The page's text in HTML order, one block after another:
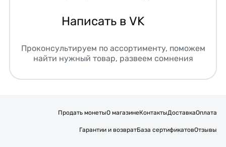
Написать в VK
Проконсультируем по ассортименту, поможем
найти нужный товар, развеем сомнения
Продать монетыО магазинеКонтактыДоставкаОплата
Гарантии и возвратБаза сертификатовОтзывы